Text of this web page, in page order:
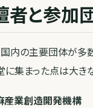
者と参加
内の主要団体が多
集まった点は大き
産業創造開発機構